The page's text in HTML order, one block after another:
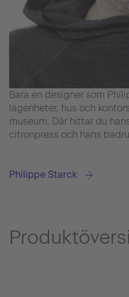
Bara en designer som
lägenheter, hus och
museum. Där hittar du
citronpress och hans
Philippe Starck